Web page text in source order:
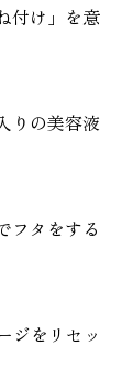
付け」を意
りの美容液
フタをする
ジをリセッ